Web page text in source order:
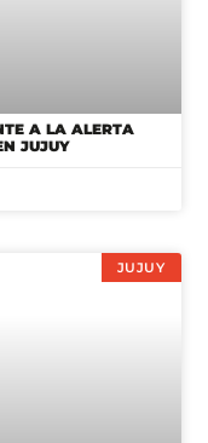
A LA ALERTA
JUJUY
JUJUY